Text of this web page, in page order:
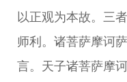
以正观为本故。三
师利。诸菩萨摩诃
言。天子诸菩萨摩